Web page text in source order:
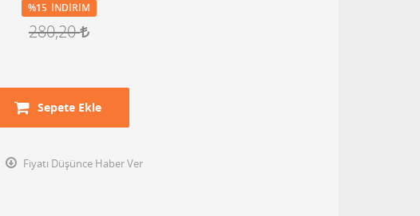
%15 İNDIRIM
280,20
Sepete Ekle
Fiyatı Düşünce Haber Ver